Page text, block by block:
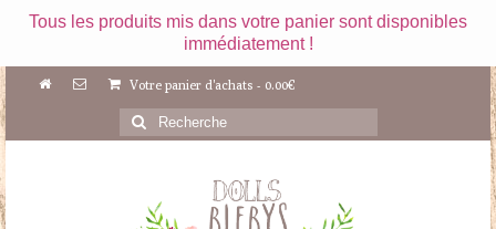
Tous les produits mis dans votre panier sont disponibles
immédiatement !
Votre panier d'achats - 0.00€
Rechercher
: